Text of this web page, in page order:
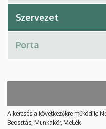
A keresés a következőkre működik:
Beosztás, Munkakör, Mellék